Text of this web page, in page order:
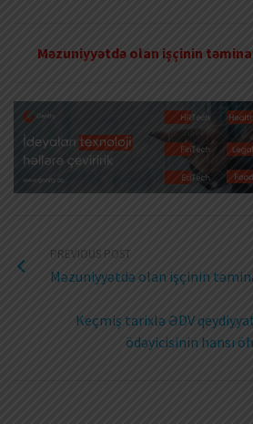
Məzuniyyətdə olan işçinin
PREVIOUS POST
Məzuniyyətdə olan işçinin
Keçmiş tarixlə ƏDV
ödəyicisinin hansı